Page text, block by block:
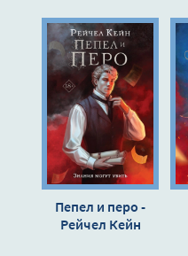
Записки
Глава 6. Халила
Глава 7. Санти
Записки
Глава 8. Джесс
ЗапискиПепел и перо -
Рейчел Кейн